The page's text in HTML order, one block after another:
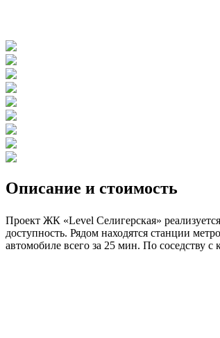
Описание и стоимость
Проект ЖК «Level Селигерская»
доступность. Рядом находятся станции
автомобиле всего за 25 мин. По соседству